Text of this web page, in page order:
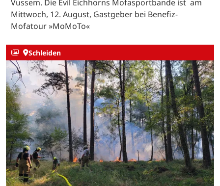
Vussem. Die Evil Eichhorns Mofasportbande ist am
Mittwoch, 12. August, Gastgeber bei Benefiz-
Mofatour »MoMoTo«
Schleiden